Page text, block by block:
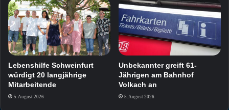
Lebenshilfe Schweinfurt
würdigt 20 langjährige
Mitarbeitende
5. August 2026
Unbekannter greift 61-
Jährigen am Bahnhof
Volkach an
5. August 2026